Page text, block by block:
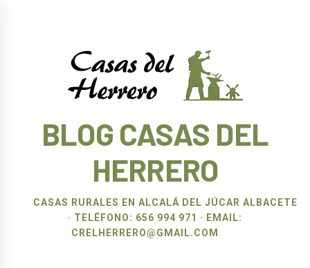
BLOG CASAS DEL
HERRERO
CASAS RURALES EN ALCALÁ DEL JÚCAR ALBACETE
· TELÉFONO: 656 994 971 · EMAIL:
CRELHERRERO@GMAIL.COM